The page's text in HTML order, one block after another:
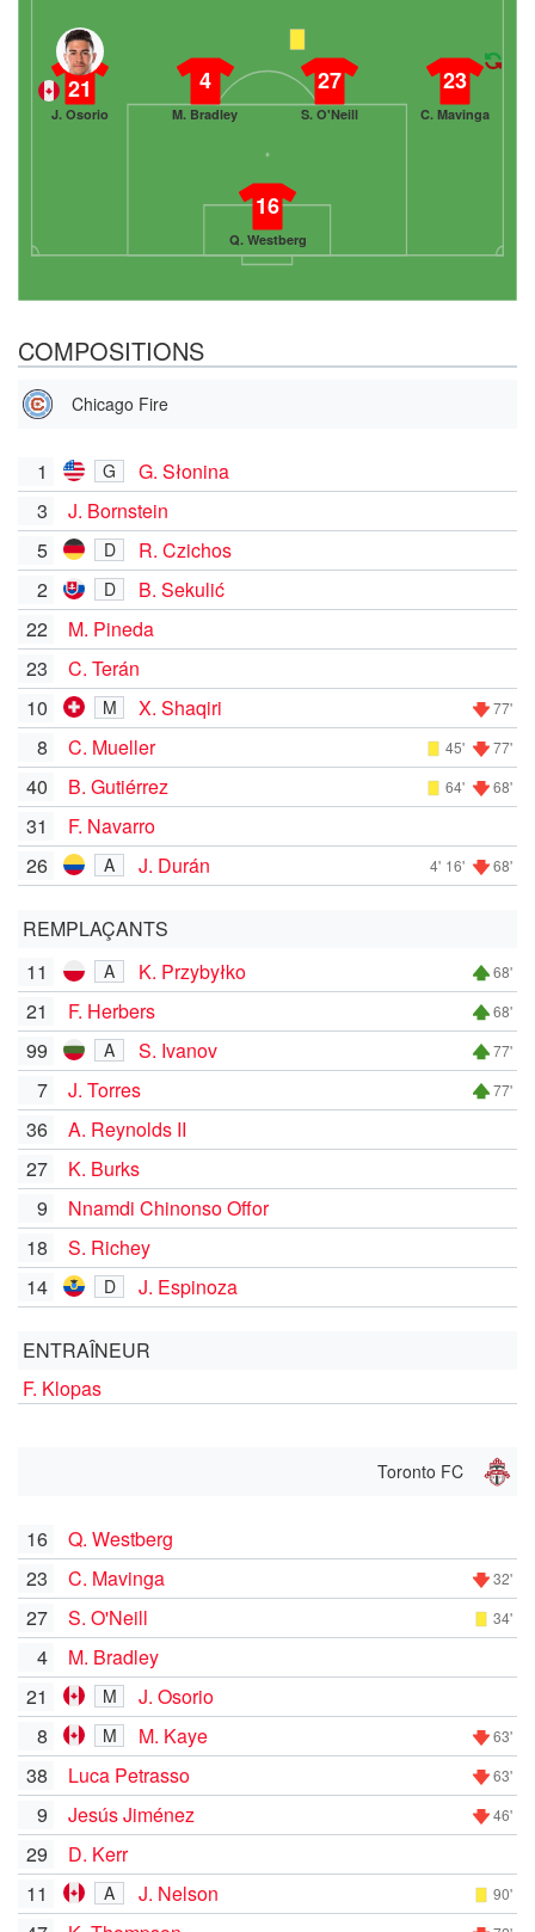
16
Q. Westberg
21
J. Osorio
4
M. Bradley
27
S. O'Neill
23
C. Mavinga
COMPOSITIONS
Chicago Fire
1 G
G. Słonina
3
J. Bornstein
5
D
R. Czichos
2
D
B. Sekulić
22
M. Pineda
23
C. Terán
10
M X. Shaqiri 77'
8 C. Mueller 45' 77'
40 B. Gutiérrez 64' 68'
31
F. Navarro
26
A J. Durán 4' 16' 68'
REMPLAÇANTS
11
A K. Przybyłko 68'
21 F. Herbers 68'
99 A S. Ivanov 77'
7 J. Torres 77'
36
A. Reynolds II
27
K. Burks
9
Nnamdi Chinonso Offor
18
S. Richey
14
D J. Espinoza
ENTRAÎNEUR
F. Klopas
Toronto FC
16
Q. Westberg
23
C. Mavinga 32'
27 S. O'Neill 34'
4
M. Bradley
21
M
J. Osorio
8
M M. Kaye 63'
38 Luca Petrasso 63'
9 Jesús Jiménez 46'
29
D. Kerr
11
A J. Nelson 90'